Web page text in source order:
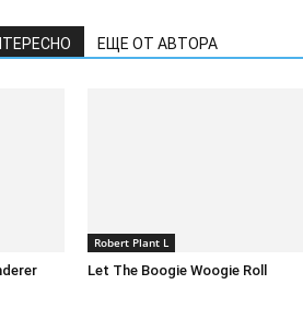
ЕЩЕ ОТ АВТОРА
Robert Plant L
Let The Boogie Woogie Roll